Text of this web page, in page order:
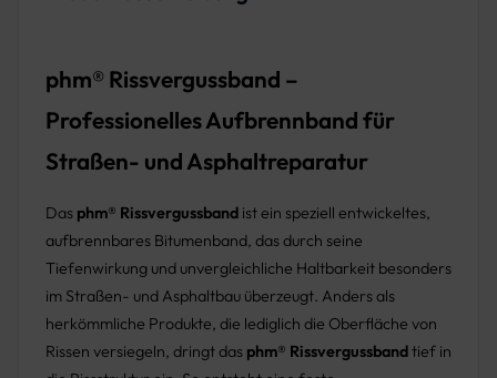
phm® Rissvergussband –
Professionelles Aufbrennband für
Straßen- und Asphaltreparatur
Das phm® Rissvergussband ist ein speziell entwickeltes,
aufbrennbares Bitumenband, das durch seine
Tiefenwirkung und unvergleichliche Haltbarkeit besonders
im Straßen- und Asphaltbau überzeugt. Anders als
herkömmliche Produkte, die lediglich die Oberfläche von
Rissen versiegeln, dringt das phm® Rissvergussbandtief in